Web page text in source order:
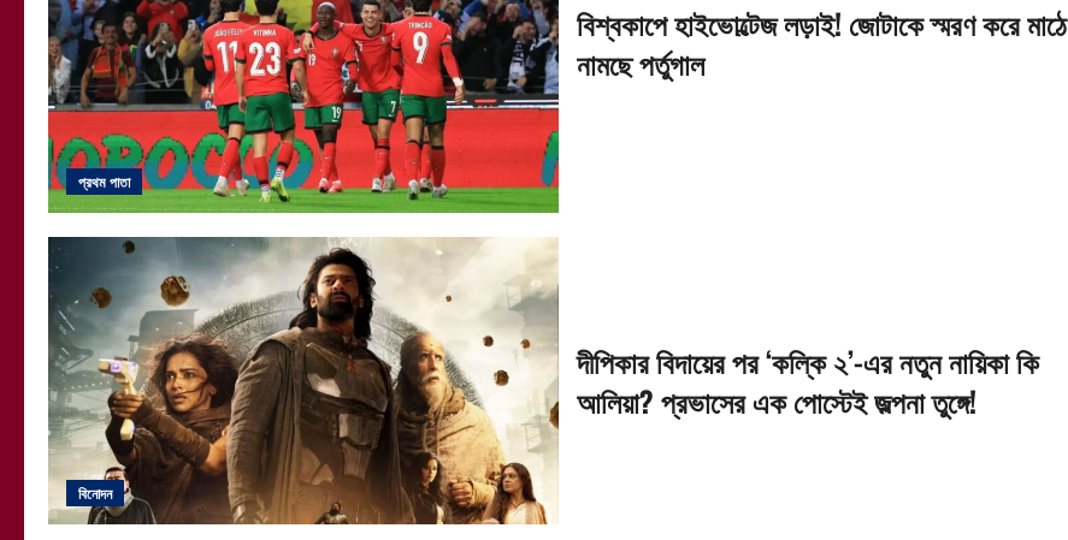
প্রথম পাতা
বিশ্বকাপে হাইভোল্টেজ লড়াই! জোটাকে স্মরণ করে মাঠে
নামছে পর্তুগাল
বিনোদন
দীপিকার বিদায়ের পর ‘কল্কি ২’-এর নতুন নায়িকা কি
আলিয়া? প্রভাসের এক পোস্টেই জল্পনা তুঙ্গে!